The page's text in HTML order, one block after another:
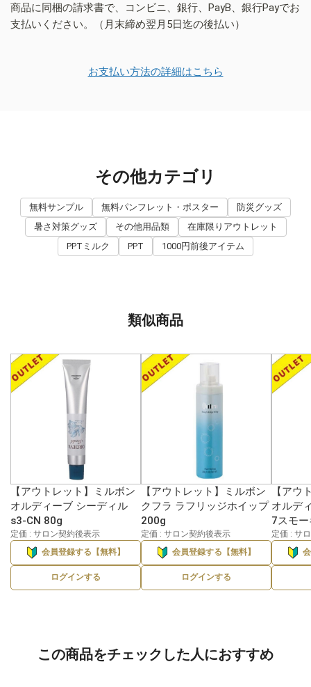
商品に同梱の請求書で、コンビニ、銀行、PayB、銀行Payでお
支払いください。（月末締め翌月5日迄の後払い）
お支払い方法の詳細はこちら
その他カテゴリ
無料サンプル 無料パンフレット・ポスター
防災グッズ
暑さ対策グッズ
その他用品類
在庫限りアウトレット
PPTミルク
PPT 1000円前後アイテム
類似商品
【アウトレット】ミルボン
オルディーブ シーディル
s3-CN 80g
定価 : サロン契約後表示
会員登録する【無料】
ログインする
【アウトレット】ミルボン
クフラ ラフリッジホイップ
200g
定価 : サロン契約後表示
会員登録する【無料】
ログインする
【アウ
オルデ
7スモ
定価 : サ
この商品をチェックした人におすすめ